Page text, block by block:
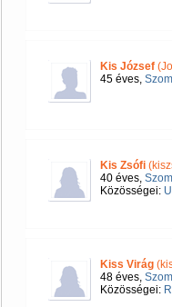
Kis József
45 éves,
Kis Zsófi
40 éves,
Közösségei:
Kiss Virág
48 éves,
Közösségei: